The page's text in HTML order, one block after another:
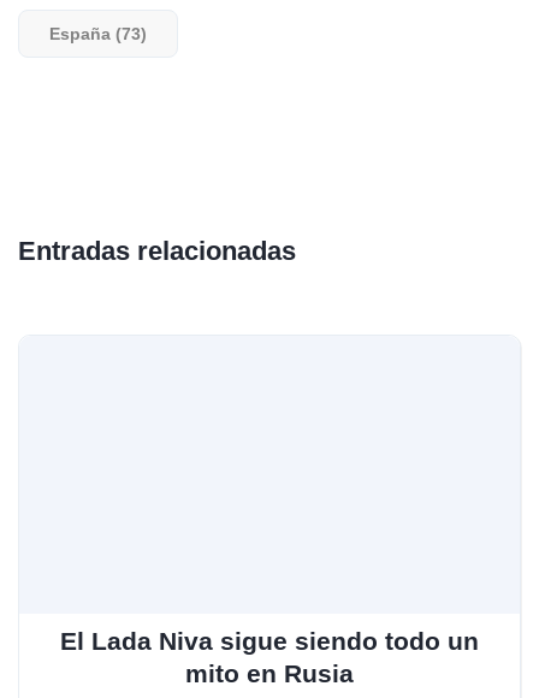
España (73)
Entradas relacionadas
El Lada Niva sigue siendo todo un
mito en Rusia